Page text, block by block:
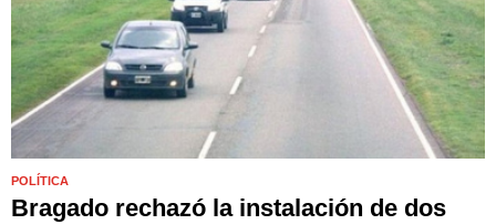
POLÍTICA
Bragado rechazó la instalación de dos